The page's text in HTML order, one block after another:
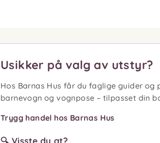
Usikker på valg av utstyr?
Hos Barnas Hus får du faglige guider
barnevogn og vognpose – tilpasset din
Trygg handel hos Barnas Hus
🔍 Visste du at?